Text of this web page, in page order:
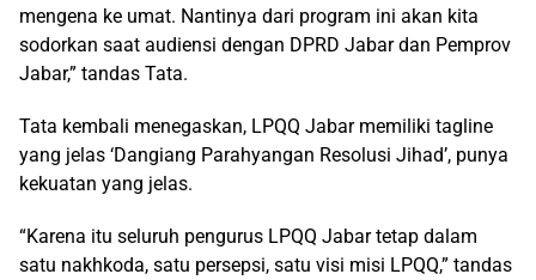
mengena ke umat. Nantinya dari program ini akan kita
sodorkan saat audiensi dengan DPRD Jabar dan Pemprov
Jabar,” tandas Tata.
Tata kembali menegaskan, LPQQ Jabar memiliki tagline
yang jelas ‘Dangiang Parahyangan Resolusi Jihad’, punya
kekuatan yang jelas.
“Karena itu seluruh pengurus LPQQ Jabar tetap dalam
satu nakhkoda, satu persepsi, satu visi misi LPQQ,” tandas